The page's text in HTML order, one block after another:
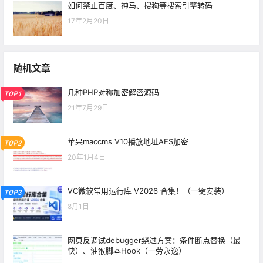
如何禁止百度、神马、搜狗等搜索引擎转码
17年2月20日
随机文章
TOP1 几种PHP对称加密解密源码
21年7月29日
TOP2 苹果maccms V10播放地址AES加密
20年1月4日
TOP3 VC微软常用运行库 V2026 合集！（一键安装）
8月1日
网页反调试debugger绕过方案：条件断点替换（最
快）、油猴脚本Hook（一劳永逸）